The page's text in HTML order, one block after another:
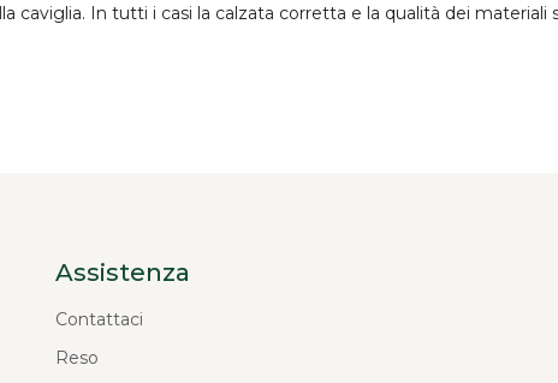
caviglia. In tutti i casi la calzata corretta e la qualità dei materiali
Assistenza
Contattaci
Reso